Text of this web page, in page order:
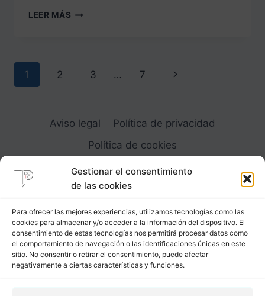
Gestionar el consentimiento
de las cookies
Para ofrecer las mejores experiencias, utilizamos tecnologías como las
cookies para almacenar y/o acceder a la información del dispositivo. El
consentimiento de estas tecnologías nos permitirá procesar datos como
el comportamiento de navegación o las identificaciones únicas en este
sitio. No consentir o retirar el consentimiento, puede afectar
negativamente a ciertas características y funciones.
LEER MÁS MONTAJE
BUSTIER
Navegación
página
1 2 3 … 7
Siguiente
Aviso legal
Política de privacidad
Política de cookies
Carrer Provença, 183
08036 - Barcelona (Espana)